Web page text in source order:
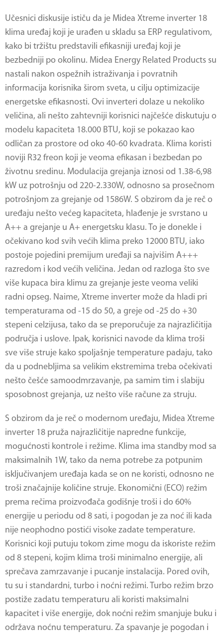
Učesnici diskusije ističu da je Midea Xtreme inverter 18
klima uređaj koji je urađen u skladu sa ERP regulativom,
kako bi tržištu predstavili efikasniji uređaj koji je
bezbedniji po okolinu. Midea Energy Related Products su
nastali nakon ospežnih istraživanja i povratnih
informacija korisnika širom sveta, u cilju optimizacije
energetske efikasnosti. Ovi inverteri dolaze u nekoliko
veličina, ali nešto zahtevniji korisnici najčešće diskutuju o
modelu kapaciteta 18.000 BTU, koji se pokazao kao
odličan za prostore od oko 40-60 kvadrata. Klima koristi
noviji R32 freon koji je veoma efikasan i bezbedan po
životnu sredinu. Modulacija grejanja iznosi od 1.38-6,98
kW uz potrošnju od 220-2.330W, odnosno sa prosečnom
potrošnjom za grejanje od 1586W. S obzirom da je reč o
uređaju nešto većeg kapaciteta, hlađenje je svrstano u
A++ a grejanje u A+ energetsku klasu. To je donekle i
očekivano kod svih većih klima preko 12000 BTU, iako
postoje pojedini premijum uređaji sa najvišim A+++
razredom i kod većih veličina. Jedan od razloga što sve
više kupaca bira klimu za grejanje jeste veoma veliki
radni opseg. Naime, Xtreme inverter može da hladi pri
temperaturama od -15 do 50, a greje od -25 do +30
stepeni celzijusa, tako da se preporučuje za najrazličitija
područja i uslove. Ipak, korisnici navode da klima troši
sve više struje kako spoljašnje temperature padaju, tako
da u podnebljima sa velikim ekstremima treba očekivati
nešto češće samoodmrzavanje, pa samim tim i slabiju
sposobnost grejanja, uz nešto više račune za struju.
S obzirom da je reč o modernom uređaju, Midea Xtreme
inverter 18 pruža najrazličitije napredne funkcije,
mogućnosti kontrole i režime. Klima ima standby mod sa
maksimalnih 1W, tako da nema potrebe za potpunim
isključivanjem uređaja kada se on ne koristi, odnosno ne
troši značajnije količine struje. Ekonomični (ECO) režim
prema rečima proizvođača godišnje troši i do 60%
energije u periodu od 8 sati, i pogodan je za noć ili kada
nije neophodno postići visoke zadate temperature.
Korisnici koji putuju tokom zime mogu da iskoriste režim
od 8 stepeni, kojim klima troši minimalno energije, ali
sprečava zamrzavanje i pucanje instalacija. Pored ovih,
tu su i standardni, turbo i noćni režimi. Turbo režim brzo
postiže zadatu temperaturu ali koristi maksimalni
kapacitet i više energije, dok noćni režim smanjuje buku i
održava noćnu temperaturu. Za spavanje je pogodan i